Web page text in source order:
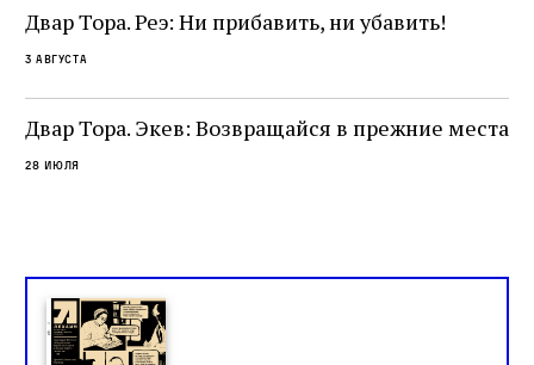
не просто покровитель переводчиков,
окружённый книгами. Перед нами человек,
одно решение которого вызвало возмущение
целой общины и стало частью многовекового
спора о том, кому принадлежит последнее
слово в переводе Библии
Двар Тора. Реэ: Ни прибавить, ни убавить!
3 августа
Двар Тора. Экев: Возвращайся в прежние места
28 июля